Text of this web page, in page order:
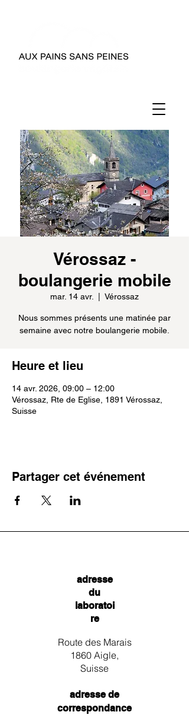
Vérossaz -
boulangerie mobile
mar. 14 avr. Vérossaz
Nous sommes présents une matinée par
semaine avec notre boulangerie mobile.
Heure et lieu
14 avr. 2026, 09:00 – 12:00
Vérossaz, Rte de Eglise, 1891 Vérossaz,
Suisse
Partager cet événement
adresse
du
laboratoi
re
Route des Marais
1860 Aigle,
Suisse
adresse de
correspondance